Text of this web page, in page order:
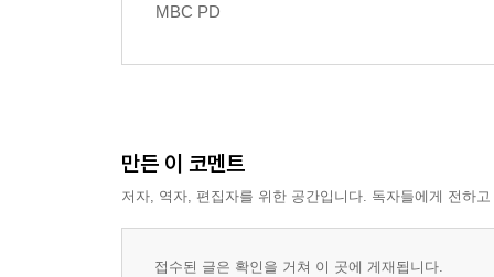
7. 결론
7장 AI 시대, 미디어 리터러시의 방향성 모색 / 여현
3. 리터러시 유형 및 개념
MBC PD
만든 이 코멘트
저자, 역자, 편집자를 위한 공간입니다. 독자들에게 전하
접수된 글은 확인을 거쳐 이 곳에 게재됩니다.